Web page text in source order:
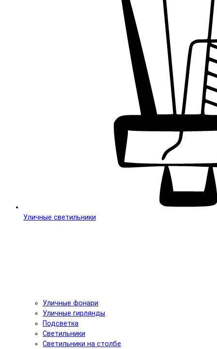
Уличные светильники
Уличные фонари
Уличные гирлянды
Подсветка
Светильники
Светильники на столбе